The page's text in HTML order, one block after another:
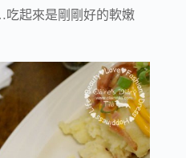
起來是剛剛好的軟嫩